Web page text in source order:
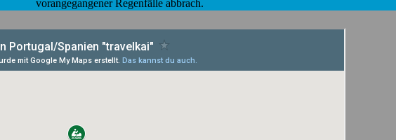
vorangegangener Regenfälle abbrach.